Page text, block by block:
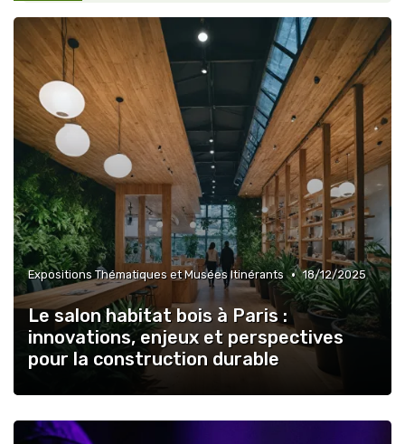
Expositions Thématiques et Musées Itinérants • 18/12/2025
Le salon habitat bois à Paris :
innovations, enjeux et perspectives
pour la construction durable